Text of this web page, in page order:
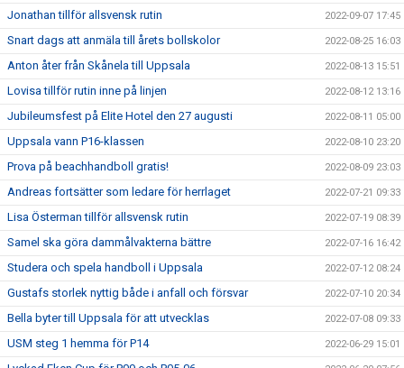
Jonathan tillför allsvensk rutin 2022-09-07 17:45
Snart dags att anmäla till årets bollskolor 2022-08-25 16:03
Anton åter från Skånela till Uppsala 2022-08-13 15:51
Lovisa tillför rutin inne på linjen 2022-08-12 13:16
Jubileumsfest på Elite Hotel den 27 augusti 2022-08-11 05:00
Uppsala vann P16-klassen 2022-08-10 23:20
Prova på beachhandboll gratis! 2022-08-09 23:03
Andreas fortsätter som ledare för herrlaget 2022-07-21 09:33
Lisa Österman tillför allsvensk rutin 2022-07-19 08:39
Samel ska göra dammålvakterna bättre 2022-07-16 16:42
Studera och spela handboll i Uppsala 2022-07-12 08:24
Gustafs storlek nyttig både i anfall och försvar 2022-07-10 20:34
Bella byter till Uppsala för att utvecklas 2022-07-08 09:33
USM steg 1 hemma för P14 2022-06-29 15:01